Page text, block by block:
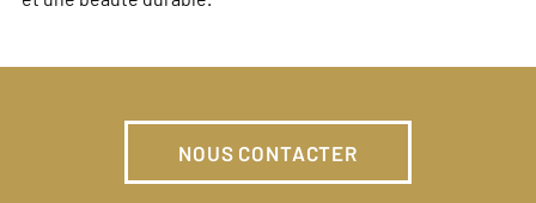
NOUS CONTACTER